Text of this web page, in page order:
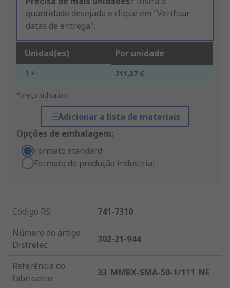
quantidade desejada e clique em "Verificar
datas de entrega".
Unidad(es) Por unidade
1 + 211,37 €
*preço indicativo
Adicionar a lista de materiais
Opções de embalagem:
Formato standard
Formato de produção industrial
Código RS:
741-7310
Número do artigo
Distrelec:
302-21-944
Referência do
fabricante:
33_MMBX-SMA-50-1/111_NE